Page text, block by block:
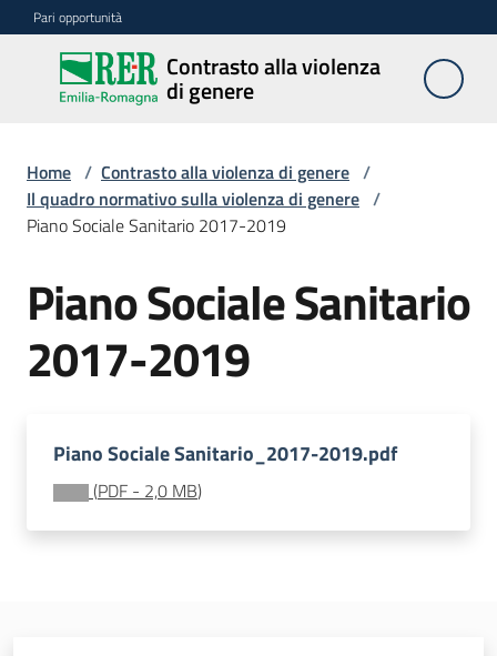
Vai al contenuto
Vai alla navigazione
Vai al footer
Pari opportunità
Contrasto alla violenza
di genere
Contrasto
alla
di genere
Azioni
Home / Contrasto alla violenza di genere /
Il quadro normativo sulla violenza di genere /
Piano Sociale Sanitario 2017-2019
Piano Sociale Sanitario
2017-2019
Piano Sociale Sanitario_2017-2019.pdf
(PDF - 2,0 MB)